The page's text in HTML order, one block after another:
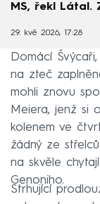
MS, řekl Látal.
29. kvě 2026, 17:28
Domácí
na zteč
mohli znovu
Meiera, jenž si
kolenem ve
žádný ze
na skvěle
Genoniho.
Strhující